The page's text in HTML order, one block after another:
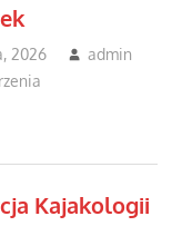
2026
admin
Kajakologii